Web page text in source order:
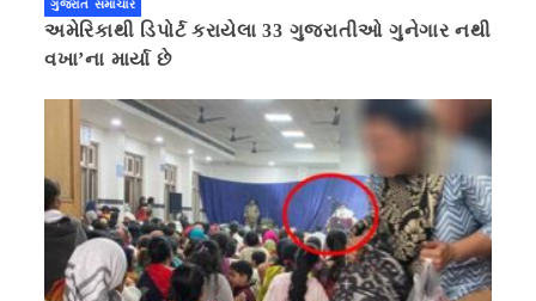
ગુજરાત સમાચાર
અમેરિકાથી ડિપોર્ટ કરાયેલા 33 ગુજરાતીઓ ગુનેગાર નથી
વખા’ના માર્યા છે